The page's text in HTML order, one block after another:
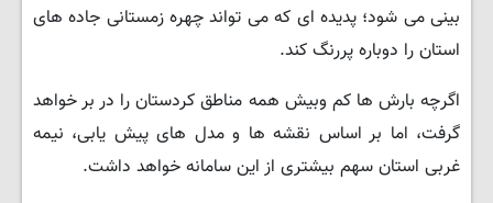
بینی می شود؛ پدیده ای که می تواند چهره زمستانی جاده های
استان را دوباره پررنگ کند.
اگرچه بارش ها کم وبیش همه مناطق کردستان را در بر خواهد
گرفت، اما بر اساس نقشه ها و مدل های پیش یابی، نیمه
غربی استان سهم بیشتری از این سامانه خواهد داشت.